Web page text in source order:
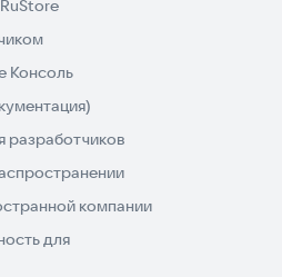
Консоль
разработчиков
компании
для